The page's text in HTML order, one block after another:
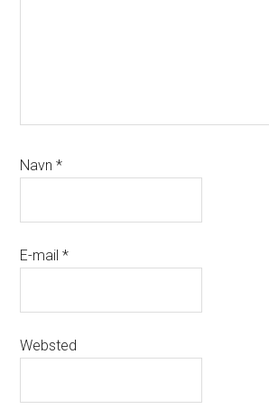
Navn*
E-mail*
Websted